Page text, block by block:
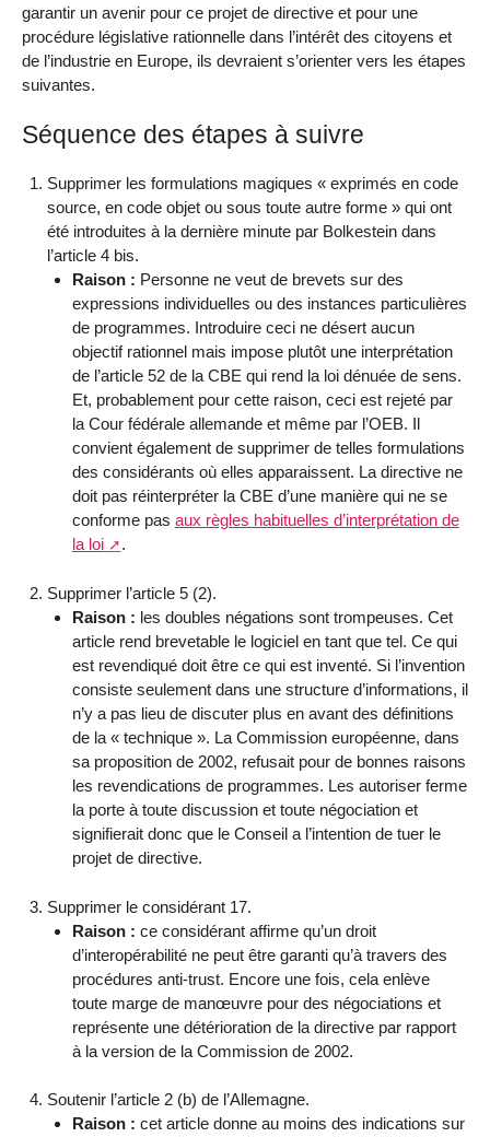
garantir un avenir pour ce projet de directive et pour une
procédure législative rationnelle dans l’intérêt des citoyens et
de l’industrie en Europe, ils devraient s’orienter vers les étapes
suivantes.
Séquence des étapes à suivre
Supprimer les formulations magiques « exprimés en code
source, en code objet ou sous toute autre forme » qui ont
été introduites à la dernière minute par Bolkestein dans
l’article 4 bis.
Raison : Personne ne veut de brevets sur des
expressions individuelles ou des instances particulières
de programmes. Introduire ceci ne désert aucun
objectif rationnel mais impose plutôt une interprétation
de l’article 52 de la CBE qui rend la loi dénuée de sens.
Et, probablement pour cette raison, ceci est rejeté par
la Cour fédérale allemande et même par l’OEB. Il
convient également de supprimer de telles formulations
des considérants où elles apparaissent. La directive ne
doit pas réinterpréter la CBE d’une manière qui ne se
conforme pas aux règles habituelles d’interprétation de
la loi
.
Supprimer l’article 5 (2).
Raison : les doubles négations sont trompeuses. Cet
article rend brevetable le logiciel en tant que tel. Ce qui
est revendiqué doit être ce qui est inventé. Si l’invention
consiste seulement dans une structure d’informations, il
n’y a pas lieu de discuter plus en avant des définitions
de la « technique ». La Commission européenne, dans
sa proposition de 2002, refusait pour de bonnes raisons
les revendications de programmes. Les autoriser ferme
la porte à toute discussion et toute négociation et
signifierait donc que le Conseil a l’intention de tuer le
projet de directive.
Supprimer le considérant 17.
Raison : ce considérant affirme qu’un droit
d’interopérabilité ne peut être garanti qu’à travers des
procédures anti-trust. Encore une fois, cela enlève
toute marge de manœuvre pour des négociations et
représente une détérioration de la directive par rapport
à la version de la Commission de 2002.
Soutenir l’article 2 (b) de l’Allemagne.
Raison : cet article donne au moins des indications sur